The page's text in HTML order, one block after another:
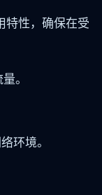
特性，确保在受
。
环境。